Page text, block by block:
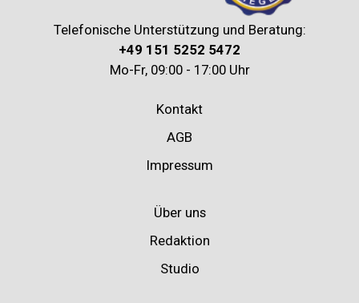
Telefonische Unterstützung und Beratung:
+49 151 5252 5472
Mo-Fr, 09:00 - 17:00 Uhr
Kontakt
AGB
Impressum
Über uns
Redaktion
Studio